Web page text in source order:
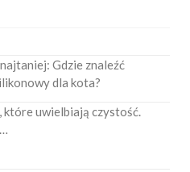
Gdzie znaleźć
dla kota?
które uwielbiają czystość.